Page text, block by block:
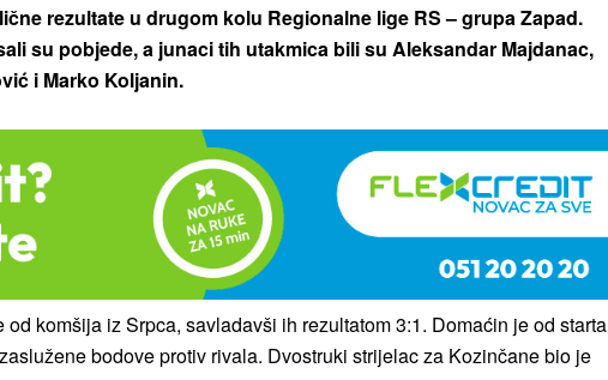
rezultate u drugom kolu Regionalne lige RS – grupa Zapad.
su pobjede, a junaci tih utakmica bili su Aleksandar Majdanac,
i Marko Koljanin.
komšija iz Srpca, savladavši ih rezultatom 3:1. Domaćin je od starta
bodove protiv rivala. Dvostruki strijelac za Kozinčane bio je